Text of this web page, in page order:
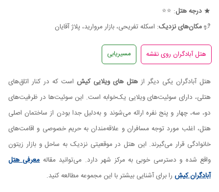
درجه هتل: ⭐⭐
مکان‌های نزدیک: اسکله تفریحی، بازار مروارید، پلاژ آقایان
مسیریابی
هتل آبادگران یکی دیگر از هتل های ویلایی کیش است که در کنار اتاق‌های
هتلی، دارای سوئیت‌های ویلایی یک‌خوابه است. این سوئیت‌ها در ظرفیت‌های
دو، سه، چهار و پنج نفره ارائه می‌شوند و به‌دلیل جدا بودن از ساختمان اصلی
هتل، اغلب مورد توجه مسافران و علاقه‌مندان به حریم خصوصی و اقامت‌های
خانوادگی قرار می‌گیرند. این هتل در موقعیتی نزدیک به ساحل و بازار زیتون
واقع شده و دسترسی خوبی به مرکز شهر دارد. می‌توانید مقالهمعرفی هتل
آبادگران کیش را برای آشنایی بیشتر با این مجموعه مطالعه کنید.